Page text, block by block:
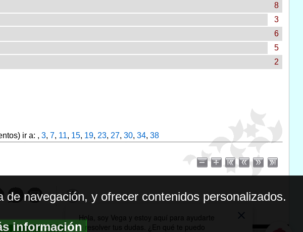
8
3
6
5
2
ir a: , 3, 7, 11, 15, 19, 23, 27, 30, 34, 38
navegación, y ofrecer contenidos personalizados.
información